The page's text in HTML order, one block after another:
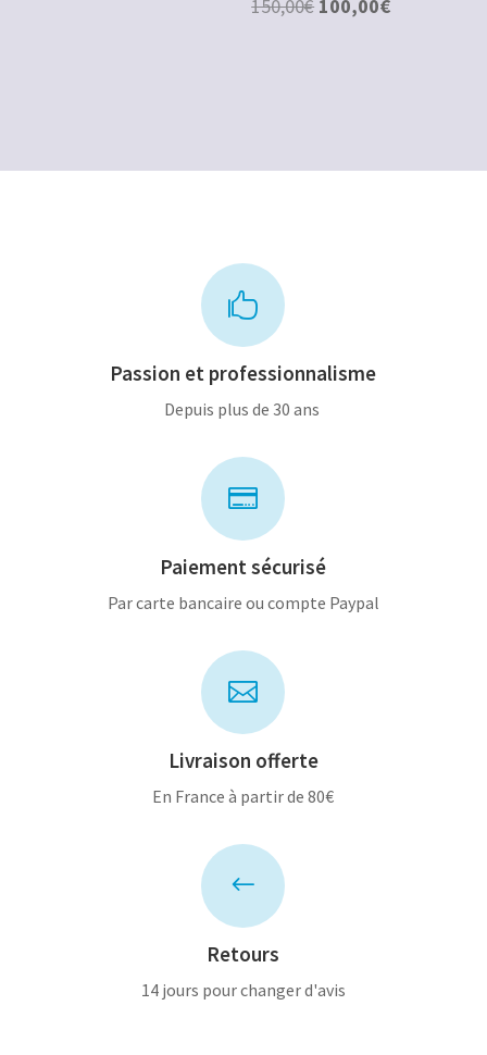
150,00€ 100,00€

Passion et professionnalisme
Depuis plus de 30 ans

Paiement sécurisé
Par carte bancaire ou compte Paypal

Livraison offerte
En France à partir de 80€
#
Retours
14 jours pour changer d'avis